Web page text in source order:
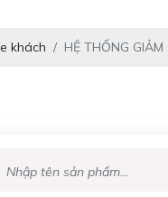
khách HỆ THỐNG GIẢM